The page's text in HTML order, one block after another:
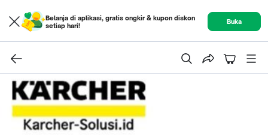
Belanja di aplikasi, gratis ongkir & kupon diskon
setiap hari!
Buka